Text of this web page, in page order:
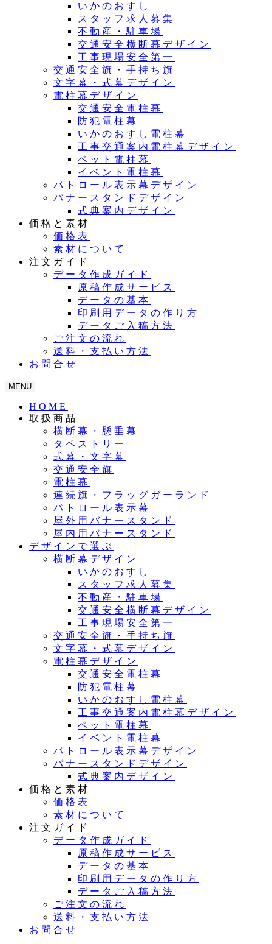
いかのおすし
スタッフ求人募集
不動産・駐車場
交通安全横断幕デザイン
工事現場安全第一
交通安全旗・手持ち旗
文字幕・式幕デザイン
電柱幕デザイン
交通安全電柱幕
防犯電柱幕
いかのおすし電柱幕
工事交通案内電柱幕デザイン
ペット電柱幕
イベント電柱幕
パトロール表示幕デザイン
バナースタンドデザイン
式典案内デザイン
価格と素材
価格表
素材について
注文ガイド
データ作成ガイド
原稿作成サービス
データの基本
印刷用データの作り方
データご入稿方法
ご注文の流れ
送料・支払い方法
お問合せ
MENU
HOME
取扱商品
横断幕・懸垂幕
タペストリー
式幕・文字幕
交通安全旗
電柱幕
連続旗・フラッグガーランド
パトロール表示幕
屋外用バナースタンド
屋内用バナースタンド
デザインで選ぶ
横断幕デザイン
いかのおすし
スタッフ求人募集
不動産・駐車場
交通安全横断幕デザイン
工事現場安全第一
交通安全旗・手持ち旗
文字幕・式幕デザイン
電柱幕デザイン
交通安全電柱幕
防犯電柱幕
いかのおすし電柱幕
工事交通案内電柱幕デザイン
ペット電柱幕
イベント電柱幕
パトロール表示幕デザイン
バナースタンドデザイン
式典案内デザイン
価格と素材
価格表
素材について
注文ガイド
データ作成ガイド
原稿作成サービス
データの基本
印刷用データの作り方
データご入稿方法
ご注文の流れ
送料・支払い方法
お問合せ